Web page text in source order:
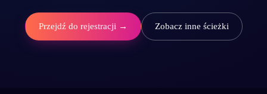
Przejdź do rejestracji → Zobacz inne ścieżki